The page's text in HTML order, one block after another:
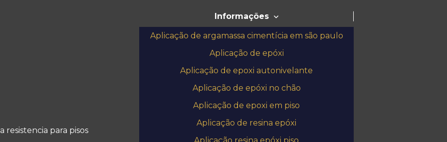
Informações
Aplicação de argamassa cimentícia em são paulo
Aplicação de epóxi
Aplicação de epoxi autonivelante
Aplicação de epóxi no chão
Aplicação de epoxi em piso
Aplicação de resina epóxi
para pisos